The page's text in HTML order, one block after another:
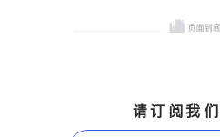
请订阅我